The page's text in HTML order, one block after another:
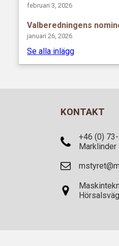
februari 3, 2026
Valberedningens
januari 26, 2026
Se alla inlägg
KONTAKT
+46 (0)
Marklinder